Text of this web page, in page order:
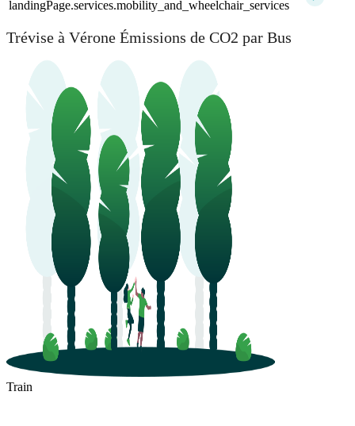
landingPage.services.mobility_and_wheelchair_services
Trévise à Vérone Émissions de CO2 par Bus
Train